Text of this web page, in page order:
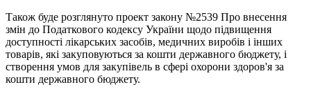
Також буде розглянуто проект закону №2539 Про внесення
змін до Податкового кодексу України щодо підвищення
доступності лікарських засобів, медичних виробів і інших
товарів, які закуповуються за кошти державного бюджету, і
створення умов для закупівель в сфері охорони здоров'я за
кошти державного бюджету.